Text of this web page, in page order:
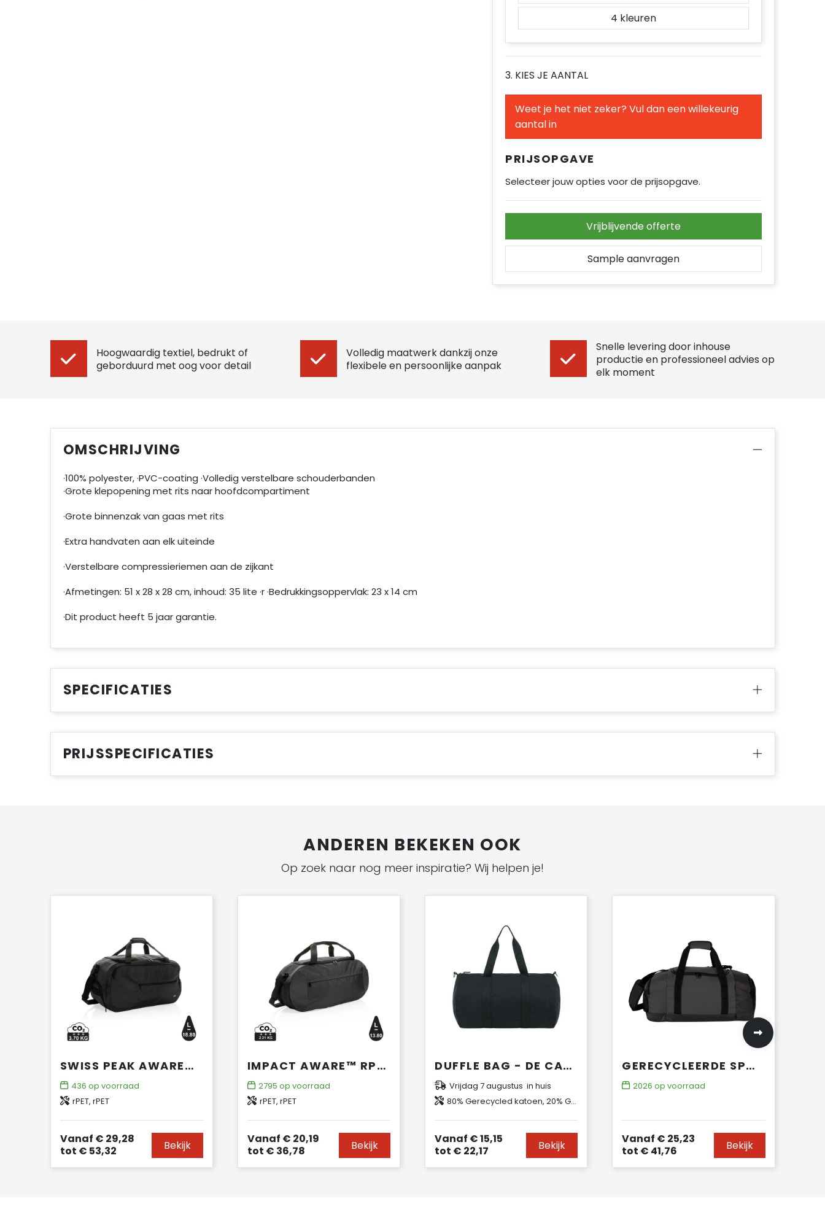
4
3. KIES JE AANTAL
Weet je het niet zeker? Vul dan een willekeurig
aantal in
PRIJSOPGAVE
Selecteer jouw opties voor de prijsopgave.
Vrijblijvende offerte
Sample aanvragen
Hoogwaardig textiel, bedrukt of
geborduurd met oog voor detail
Volledig maatwerk dankzij onze
flexibele en persoonlijke aanpak
Snelle levering door inhouse
productie en professioneel advies op
elk moment
OMSCHRIJVING
·100% polyester, ·PVC-coating ·Volledig verstelbare schouderbanden
·Grote klepopening met rits naar hoofdcompartiment
·Grote binnenzak van gaas met rits
·Extra handvaten aan elk uiteinde
·Verstelbare compressieriemen aan de zijkant
·Afmetingen: 51 x 28 x 28 cm, inhoud: 35 lite ·r ·Bedrukkingsoppervlak: 23 x 14 cm
·Dit product heeft 5 jaar garantie.
SPECIFICATIES
PRIJSSPECIFICATIES
ANDEREN BEKEKEN OOK
Op zoek naar nog meer inspiratie? Wij helpen je!
SWISS PEAK AWARE™ RPET SPORTTAS
436 op voorraad
rPET, rPET
Vanaf € 29,28
tot € 53,32 Bekijk
IMPACT AWARE™ RPET MODERNE SPORTTAS
2795 op voorraad
rPET, rPET
Vanaf € 20,19
tot € 36,78 Bekijk
DUFFLE BAG - DE CANVAS REISTAS
Vrijdag 7 augustus in huis
80% Gerecycled katoen, 20% Gerecycled polyester
Vanaf € 15,15
tot € 22,17 Bekijk
GERECYCLEERDE SPORTTAS MET DUBBEL ZIJVAK
2026 op voorraad
Vanaf € 25,23
tot € 41,76 Bekijk